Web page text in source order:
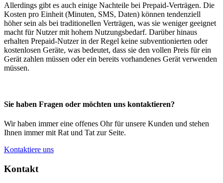
Allerdings gibt es auch einige Nachteile bei Prepaid-Verträgen. Die
Kosten pro Einheit (Minuten, SMS, Daten) können tendenziell
höher sein als bei traditionellen Verträgen, was sie weniger geeignet
macht für Nutzer mit hohem Nutzungsbedarf. Darüber hinaus
erhalten Prepaid-Nutzer in der Regel keine subventionierten oder
kostenlosen Geräte, was bedeutet, dass sie den vollen Preis für ein
Gerät zahlen müssen oder ein bereits vorhandenes Gerät verwenden
müssen.
Sie haben Fragen oder möchten uns kontaktieren?
Wir haben immer eine offenes Ohr für unsere Kunden und stehen
Ihnen immer mit Rat und Tat zur Seite.
Kontaktiere uns
Kontakt